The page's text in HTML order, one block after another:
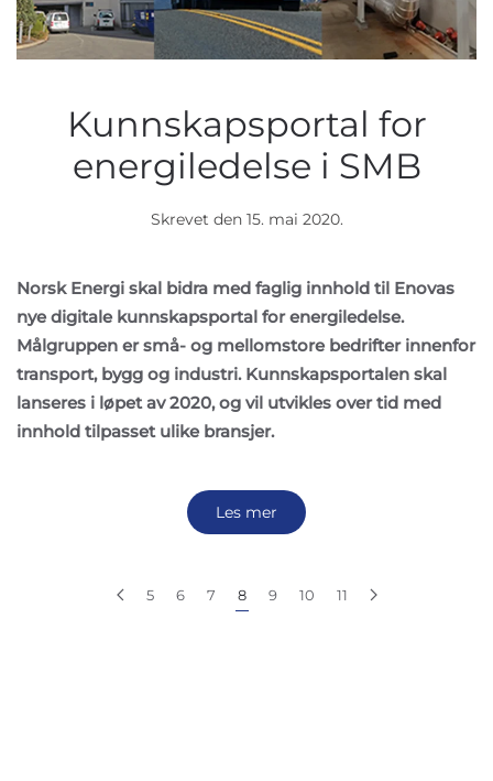
Kunnskapsportal for
energiledelse i SMB
Skrevet den 15. mai 2020.
Norsk Energi skal bidra med faglig innhold til Enovas
nye digitale kunnskapsportal for energiledelse.
Målgruppen er små- og mellomstore bedrifter innenfor
transport, bygg og industri. Kunnskapsportalen skal
lanseres i løpet av 2020, og vil utvikles over tid med
innhold tilpasset ulike bransjer.
Les mer
5 6 7 8 9 10 11